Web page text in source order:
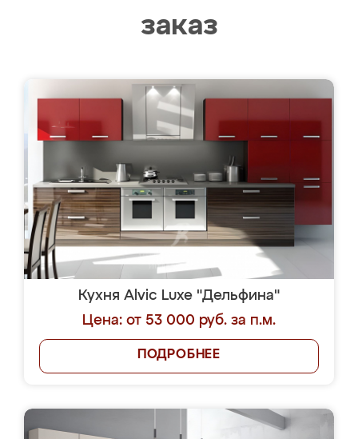
заказ
Кухня Alvic Luxe "Дельфина"
Цена: от 53 000 руб. за п.м.
ПОДРОБНЕЕ